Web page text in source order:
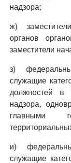
надзора;
ж)
органов
заместители
з)
служащие
должностей в
надзора,
главными
и)
служащие